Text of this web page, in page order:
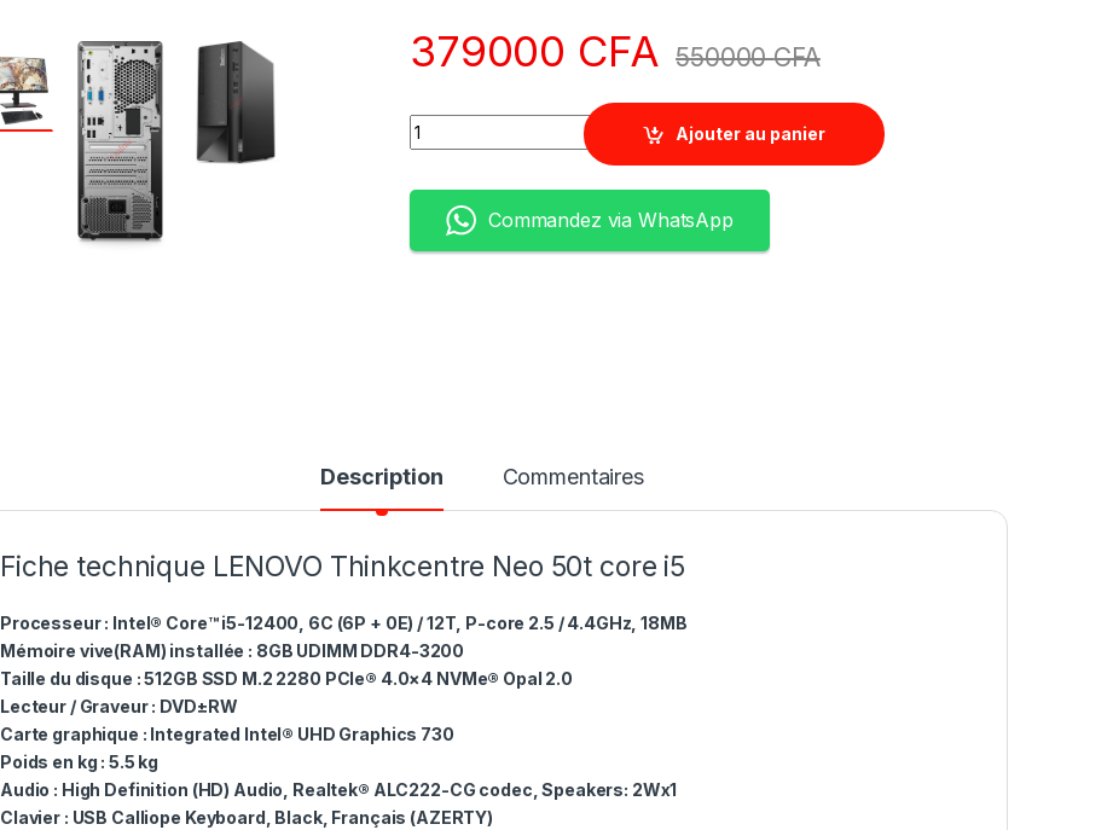
379000 CFA 550000CFA
Quantity
Ajouter au panier
Commandez via WhatsApp
Description Commentaires
Fiche technique LENOVO Thinkcentre Neo 50t core i5
Processeur : Intel® Core™ i5-12400, 6C (6P + 0E) / 12T, P-core 2.5 / 4.4GHz, 18MB
Mémoire vive(RAM) installée : 8GB UDIMM DDR4-3200
Taille du disque : 512GB SSD M.2 2280 PCIe® 4.0×4 NVMe® Opal 2.0
Lecteur / Graveur : DVD±RW
Carte graphique : Integrated Intel® UHD Graphics 730
Poids en kg : 5.5 kg
Audio : High Definition (HD) Audio, Realtek® ALC222-CG codec, Speakers: 2Wx1
Clavier : USB Calliope Keyboard, Black, Français (AZERTY)